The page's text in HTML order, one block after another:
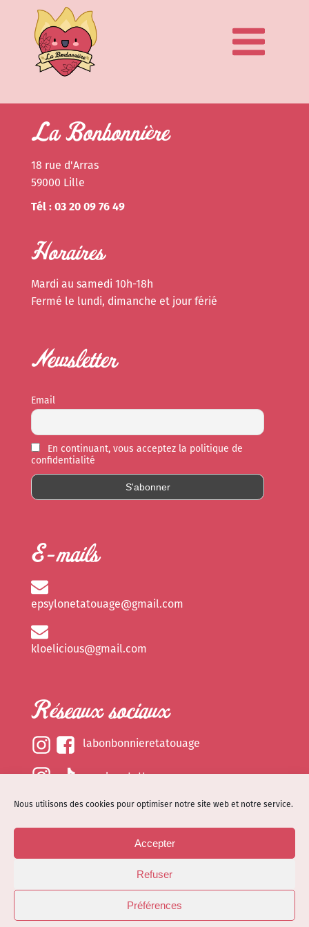
Nous utilisons des cookies pour optimiser notre site web et notre service.
Accepter
Refuser
Préférences
La Bonbonnière
18 rue d'Arras
59000 Lille
Tél : 03 20 09 76 49
Horaires
Mardi au samedi 10h-18h
Fermé le lundi, dimanche et jour férié
Newsletter
Email
En continuant, vous acceptez la politique de
confidentialité
E-mails
epsylonetatouage@gmail.com
kloelicious@gmail.com
Réseaux sociaux
labonbonnieretatouage
epsylonetattoo
kloelicious_
Mentions légales
Politique de cookies (EU)
© Site web réalisé parDénode- Illustrations par
Kloelicioustattoo tous droits réservés